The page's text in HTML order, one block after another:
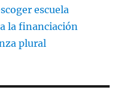
escuela
la financiación
plural